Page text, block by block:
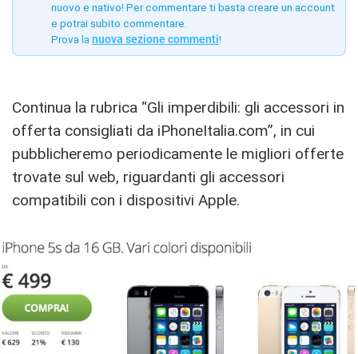
nuovo e nativo! Per commentare ti basta creare un account
e potrai subito commentare.
Prova la nuova sezione commenti!
Continua la rubrica “Gli imperdibili: gli accessori in
offerta consigliati da iPhoneItalia.com”, in cui
pubblicheremo periodicamente le migliori offerte
trovate sul web, riguardanti gli accessori
compatibili con i dispositivi Apple.